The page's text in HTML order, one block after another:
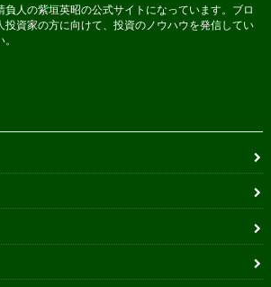
負人の紫垣英昭の公式サイトになっています。ブロ
投資家の方に向けて、投資のノウハウを発信してい